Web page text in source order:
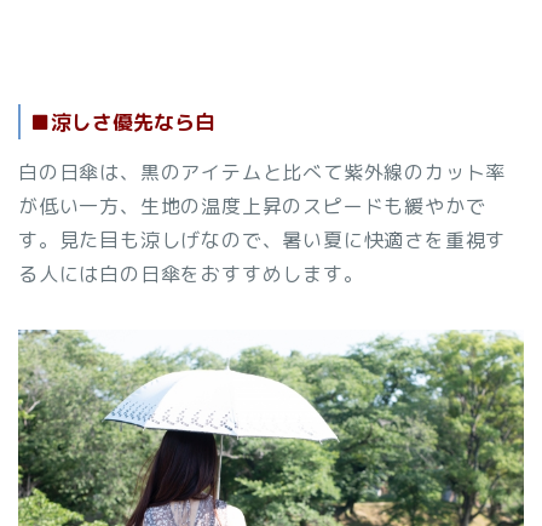
■涼しさ優先なら白
白の日傘は、黒のアイテムと比べて紫外線のカット率
が低い一方、生地の温度上昇のスピードも緩やかで
す。見た目も涼しげなので、暑い夏に快適さを重視す
る人には白の日傘をおすすめします。